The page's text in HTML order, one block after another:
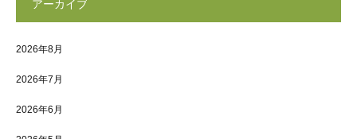
アーカイブ
2026年8月
2026年7月
2026年6月